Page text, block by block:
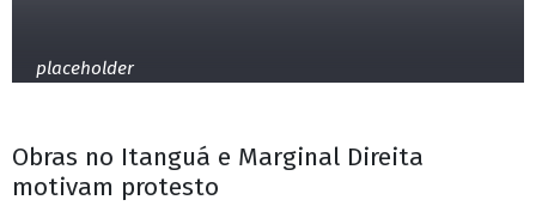
placeholder
Obras no Itanguá e Marginal Direita
motivam protesto